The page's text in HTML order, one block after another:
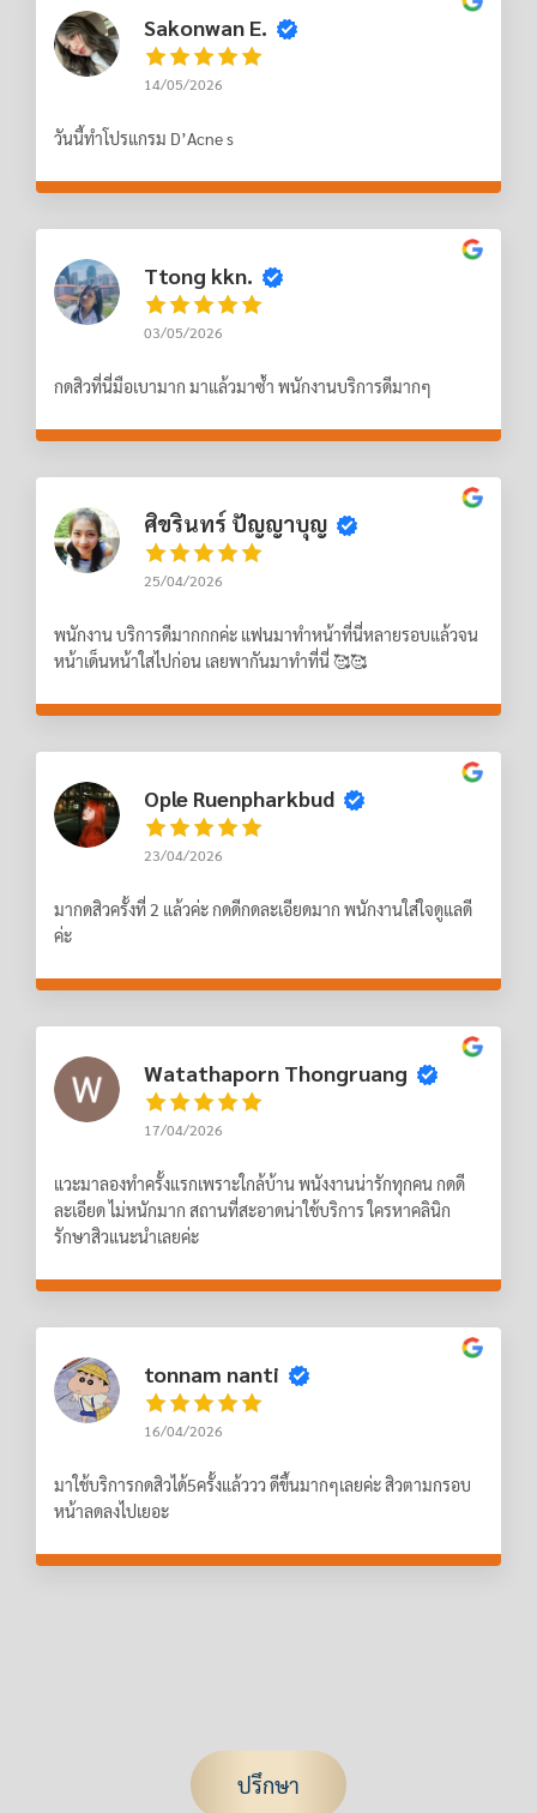
Sakonwan E.
14/05/2026
วันนี้ทำโปรแกรม D’Acne s
Ttong kkn.
03/05/2026
กดสิวที่นี่มือเบามาก มาแล้วมาซ้ำ พนักงานบริการดีมากๆ
ศิขรินทร์ ปัญญาบุญ
25/04/2026
พนักงาน บริการดีมากกกค่ะ แฟนมาทำหน้าที่นี่หลายรอบแล้วจน
หน้าเด็นหน้าใสไปก่อน เลยพากันมาทำที่นี่ 🥰🥰
Ople Ruenpharkbud
23/04/2026
มากดสิวครั้งที่ 2 แล้วค่ะ กดดีกดละเอียดมาก พนักงานใส่ใจดูแลดี
ค่ะ
Watathaporn Thongruang
17/04/2026
แวะมาลองทำครั้งแรกเพราะใกล้บ้าน พนังงานน่ารักทุกคน กดดี
ละเอียด ไม่หนักมาก สถานที่สะอาดน่าใช้บริการ ใครหาคลินิก
รักษาสิวแนะนำเลยค่ะ
tonnam nanti
16/04/2026
มาใช้บริการกดสิวได้5ครั้งแล้ววว ดีขึ้นมากๆเลยค่ะ สิวตามกรอบ
หน้าลดลงไปเยอะ
ปรึกษา